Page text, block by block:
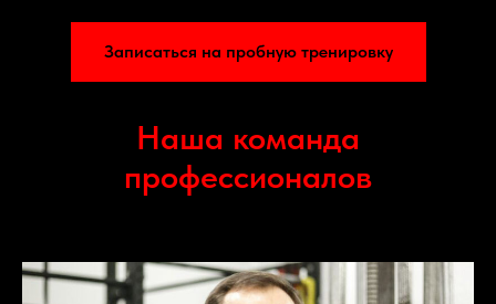
Записаться на пробную тренировку
Наша команда
профессионалов